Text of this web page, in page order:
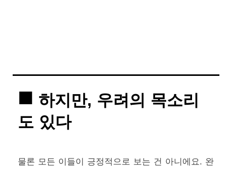
하지만, 우려의 목소리
도 있다
물론 모든 이들이 긍정적으로 보는 건 아니에요. 완